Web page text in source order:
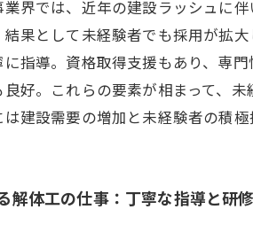
界では、近年の建設ラッシュに
果として未経験者でも採用が拡
指導。資格取得支援もあり、専
好。これらの要素が相まって、
建設需要の増加と未経験者の積
解体工の仕事：丁寧な指導と研